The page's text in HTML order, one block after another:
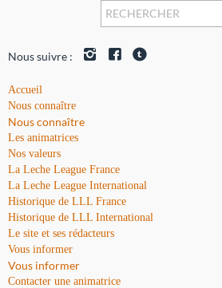
Nous suivre :
Accueil
Nous connaître
Nous connaître
Les animatrices
Nos valeurs
La Leche League France
La Leche League International
Historique de LLL France
Historique de LLL International
Le site et ses rédacteurs
Vous informer
Vous informer
Contacter une animatrice